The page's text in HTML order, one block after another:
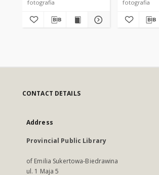
fotografia fotografia
CONTACT DETAILS
Address
Provincial Public Library
of Emilia Sukertowa-Biedrawina
ul. 1 Maja 5